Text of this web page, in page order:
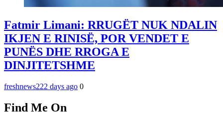
Fatmir Limani: RRUGËT NUK NDALIN
IKJEN E RINISË, POR VENDET E
PUNËS DHE RROGA E
DINJITETSHME
freshnews222 days ago 0
Find Me On